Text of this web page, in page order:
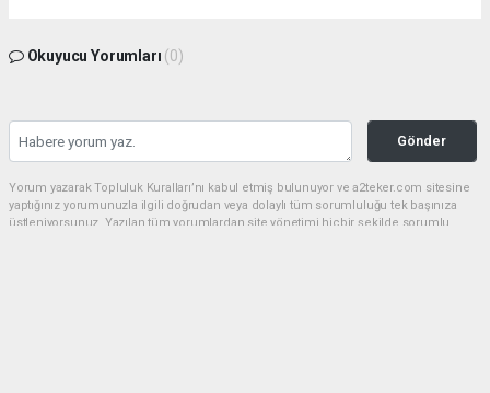
Okuyucu Yorumları (0)
Gönder
Yorum yazarak Topluluk Kuralları’nı kabul etmiş bulunuyor ve a2teker.com sitesine
yaptığınız yorumunuzla ilgili doğrudan veya dolaylı tüm sorumluluğu tek başınıza
üstleniyorsunuz. Yazılan tüm yorumlardan site yönetimi hiçbir şekilde sorumlu